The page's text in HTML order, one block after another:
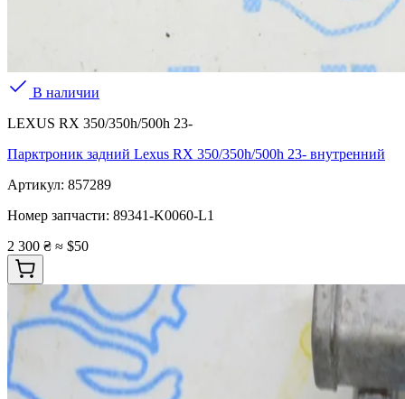
В наличии
LEXUS RX 350/350h/500h 23-
Парктроник задний Lexus RX 350/350h/500h 23- внутренний
Артикул: 857289
Номер запчасти: 89341-K0060-L1
2 300 ₴ ≈ $50